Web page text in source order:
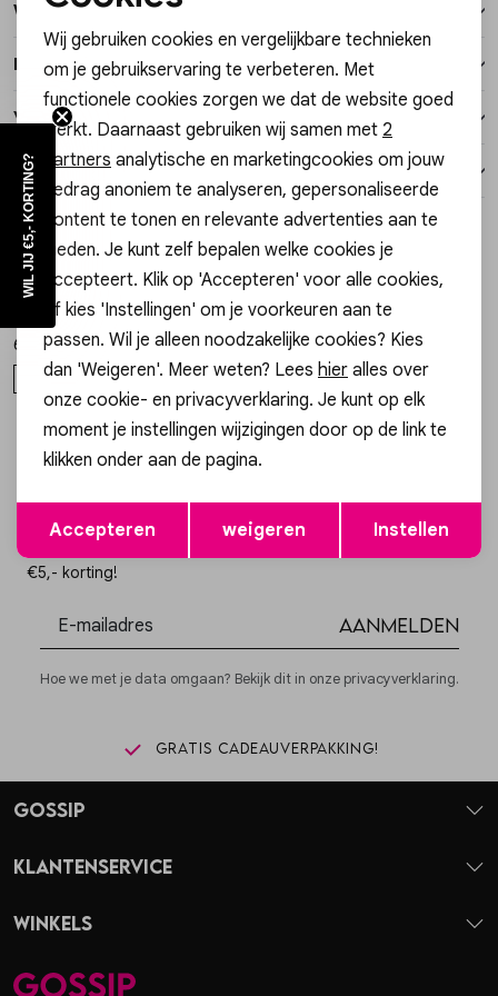
Jassen
Lingerie
Winkelvoorraad
Kenmerken
Verzending / Ophalen in de winkel
Retourneren
Style dit met
Melano
VIVID SILENT NIGHT ARMBAND SET VIVID SILENT NIGHT ARMBAND SET
66,00
ONE SIZE
1/2
Melano
45,00
S M L
Altijd als eerste op de hoogte zijn?
€5,- korting!
Aanmelden
Hoe we met je data omgaan? Bekijk dit in onze privacyverklaring.
Gratis cadeauverpakking!
Gossip
Klantenservice
Winkels
Noodzakelijke cookies
Personalisatie cookies
Analytische cookies
Marketing cookies
Opslaan
Wij gebruiken cookies en vergelijkbare technieken
om je gebruikservaring te verbeteren. Met
functionele cookies zorgen we dat de website goed
werkt. Daarnaast gebruiken wij samen met 2
partners analytische en marketingcookies om jouw
gedrag anoniem te analyseren, gepersonaliseerde
content te tonen en relevante advertenties aan te
bieden. Je kunt zelf bepalen welke cookies je
accepteert. Klik op 'Accepteren' voor alle cookies,
of kies 'Instellingen' om je voorkeuren aan te
passen. Wil je alleen noodzakelijke cookies? Kies
dan 'Weigeren'. Meer weten? Lees hier alles over
onze cookie- en privacyverklaring. Je kunt op elk
moment je instellingen wijzigingen door op de link te
klikken onder aan de pagina.
Accepteren weigeren Instellen
WIL JIJ €5,- KORTING?